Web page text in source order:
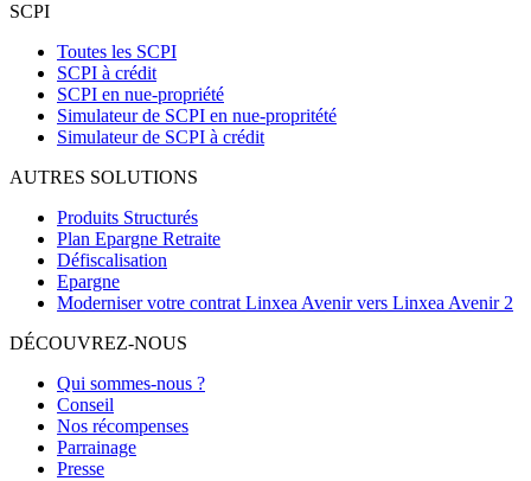
SCPI
Toutes les SCPI
SCPI à crédit
SCPI en nue-propriété
Simulateur de SCPI en nue-propritété
Simulateur de SCPI à crédit
AUTRES SOLUTIONS
Produits Structurés
Plan Epargne Retraite
Défiscalisation
Epargne
Moderniser votre contrat Linxea Avenir vers Linxea Avenir 2
DÉCOUVREZ-NOUS
Qui sommes-nous ?
Conseil
Nos récompenses
Parrainage
Presse